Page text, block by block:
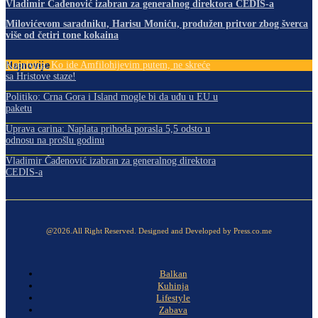
Vladimir Čađenović izabran za generalnog direktora CEDIS-a
Milovićevom saradniku, Harisu Moniću, produžen pritvor zbog šverca
više od četiri tone kokaina
Najnovije
Koprivica: Ko ide Amfilohijevim putem, ne skreće
sa Hristove staze!
Politiko: Crna Gora i Island mogle bi da uđu u EU u
paketu
Uprava carina: Naplata prihoda porasla 5,5 odsto u
odnosu na prošlu godinu
Vladimir Čađenović izabran za generalnog direktora
CEDIS-a
@2026.All Right Reserved. Designed and Developed by Press.co.me
Balkan
Kuhinja
Lifestyle
Zabava